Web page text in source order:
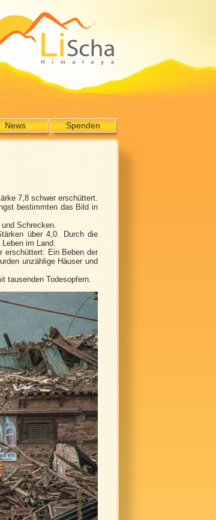
News Spenden
7,8 schwer erschüttert.
bestimmten das Bild in
Schrecken.
über 4,0. Durch die
im Land.
erschüttert: Ein Beben der
unzählige Häuser und
tausenden Todesopfern.